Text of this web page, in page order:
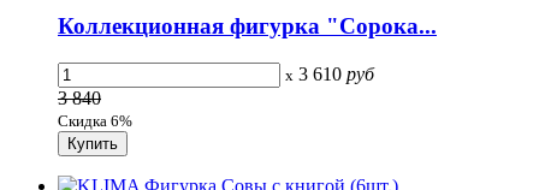
Коллекционная фигурка "Сорока...
x 3 610 руб
3 840
Скидка 6%